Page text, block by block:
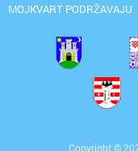
važni samo za oči, nego i za
provedenog pred ekranima,
krije li se uzrok u
poliklinici Okulistički centar
pristupa detaljno i
pravodobno prepoznaju
utjecati na svakodnevno
MOJKVART PODRŽAVAJU
Copyright ©